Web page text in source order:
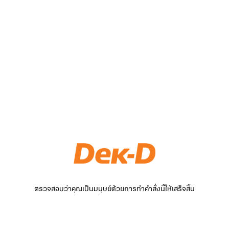
ตรวจสอบว่าคุณเป็นมนุษย์ด้วยการทำคำสั่งนี้ให้เสร็จสิ้น